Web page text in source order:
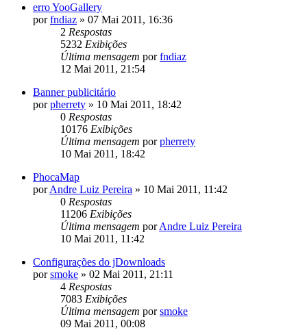
erro YooGallery
porfndiaz » 07 Mai 2011, 16:36
2 Respostas
5232 Exibições
Última mensagem porfndiaz
12 Mai 2011, 21:54
Banner publicitário
porpherrety » 10 Mai 2011, 18:42
0 Respostas
10176 Exibições
Última mensagem porpherrety
10 Mai 2011, 18:42
PhocaMap
porAndre Luiz Pereira » 10 Mai 2011, 11:42
0 Respostas
11206 Exibições
Última mensagem porAndre Luiz Pereira
10 Mai 2011, 11:42
Configurações do jDownloads
porsmoke » 02 Mai 2011, 21:11
4 Respostas
7083 Exibições
Última mensagem porsmoke
09 Mai 2011, 00:08